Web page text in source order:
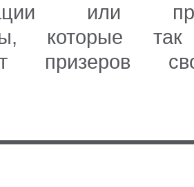
или
которые
призеров